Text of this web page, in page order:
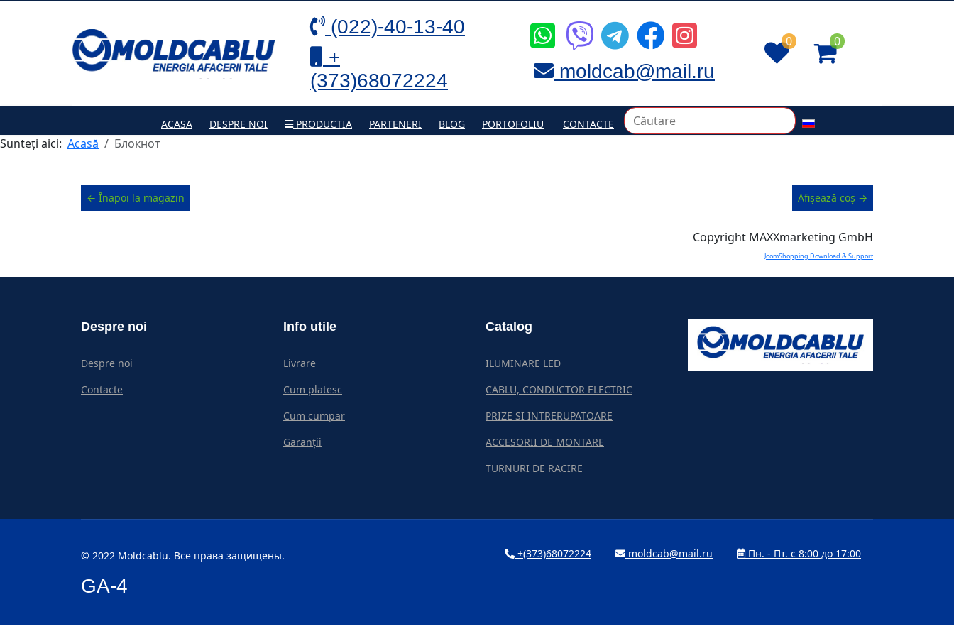
(022)-40-13-40
+
(373)68072224
moldcab@mail.ru
0 0
ACASA DESPRE NOI PRODUCTIA PARTENERI BLOG PORTOFOLIU CONTACTE
Sunteți aici: Acasă Блокнот
← Înapoi la magazin Afișează coș →
Copyright MAXXmarketing GmbH
JoomShopping Download & Support
Despre noi
Despre noi
Contacte
Info utile
Livrare
Cum platesc
Cum cumpar
Garanții
Catalog
ILUMINARE LED
CABLU, CONDUCTOR ELECTRIC
PRIZE SI INTRERUPATOARE
ACCESORII DE MONTARE
TURNURI DE RACIRE
© 2022 Moldcablu. Все права защищены.
GA-4
+(373)68072224 moldcab@mail.ru Пн. - Пт. с 8:00 до 17:00